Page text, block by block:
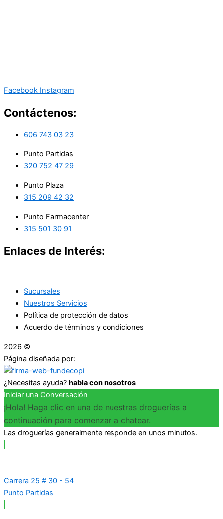
Facebook Instagram
Contáctenos:
606 743 03 23
Punto Partidas
320 752 47 29
Punto Plaza
315 209 42 32
Punto Farmacenter
315 501 30 91
Enlaces de Interés:
Sucursales
Nuestros Servicios
Política de protección de datos
Acuerdo de términos y condiciones
2026 ©
Página diseñada por:
¿Necesitas ayuda? habla con nosotros
Iniciar una Conversación
¡Hola! Haga clic en una de nuestras droguerías a
continuación para comenzar a chatear.
Las droguerías generalmente responde en unos minutos.
Carrera 25 # 30 - 54
Punto Partidas